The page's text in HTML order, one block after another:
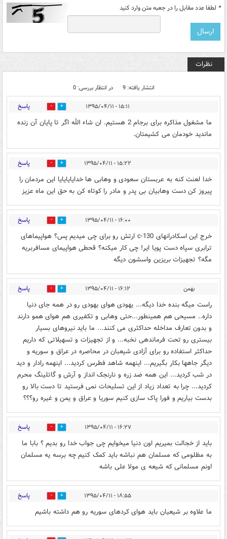
* لطفا عدد مقابل را در جعبه متن وارد کنید
نظرات
انتشار یافته: 9 در انتظار بررسی: 0
۱۵:۱۱ - ۱۳۹۵/۰۴/۱۱ 1 پاسخ
ما مشغول مذاکره برای برجام 2 هستیم. ان شاء الله اگر تا پایان آن زنده
ماندید خودمان می کشیمتان.
۱۵:۲۲ - ۱۳۹۵/۰۴/۱۱ 1 پاسخ
خدا لعنت کنه به عربستان سعودی و وهابی ها خدایایایایا این مردمان را
پیروز کن دست وهابیان بی پدر و مادر را کوتاه کن به حق این ماه عزیز
۱۶:۰۰ - ۱۳۹۵/۰۴/۱۱ 1 پاسخ
خرج این اسکادرانهای c-130 ارتش رو برای چی میدیم پس؟ هواپیماهای
ترابری سپاه دست پویا ایر! چی کار میکنه؟ قحطی هواپیمای مسافربریه
مگه؟ تجهیزات بریزین واسشون دیگه
بهمن ۱۶:۱۲ - ۱۳۹۵/۰۴/۱۱ 1 پاسخ
راست میگه بنده خدا دیگه... یهودی هوای یهودی رو در همه جای دنیا
داره.. مسیحی هم همینطور...حتی وهابی و تکفیری هم هوای همو دارند
و بدون تعارف مداخله حداکثری می کنند... ما باید نیروهای بسیار
بیستری رو تحت فرماندهی نخبه... و از تجهیزات و تسهیلاتی که داریم
حداکثر استفاده رو برای آزادی شیعبان در محاصره در عراق و سوریه و
دیگر جاهها بکار بگیریم... اینهمه شاهد فطرس کردید... اینهمه رادار و دید
در شب کردید... این همه ضد زره و نارنجک انداز و آرش و گاتلینگ محرم
کردید... چرا به تعداد زیاد از این تسلیحات نمی فرستید تا دست بالا رو
بدست بیاریم و فورا پاک سازی کنیم سوریا و عراق و یمن و غیره رو؟؟؟
۱۶:۲۷ - ۱۳۹۵/۰۴/۱۱ 1 پاسخ
باید از خجالت بمیریم اون دنیا میخوایم چی جواب خدا رو بدیم ؟ بابا ما
به مظلومی که مسلمان هم نباشه باید کمک کنیم چه برسه یه مسلمان
اونم مسلمانی که شیعه ی مولا علی باشه
۱۸:۵۵ - ۱۳۹۵/۰۴/۱۱ 0 پاسخ
ما علاوه بر شیعیان باید هوای کردهای سوریه رو هم داشته باشیم